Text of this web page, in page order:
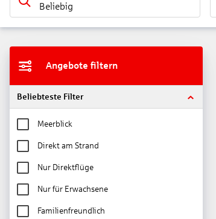
Beliebig
Angebote filtern
Beliebteste Filter
Meerblick
Direkt am Strand
Nur Direktflüge
Nur für Erwachsene
Familienfreundlich